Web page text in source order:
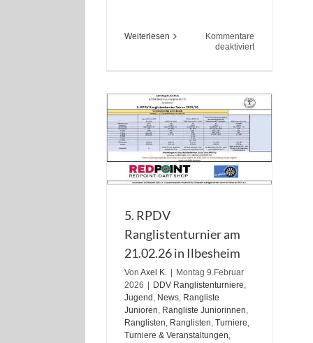
Weiterlesen
Kommentare
deaktiviertfür
25.-26.04.26
5. RPDV
Ranglistenturnier am
21.02.26 in Ilbesheim
Von Axel K.
Montag 9.Februar
2026
DDV Ranglistenturniere,
Jugend , News, Rangliste
Junioren, Rangliste Juniorinnen,
Ranglisten, Ranglisten, Turniere,
Turniere & Veranstaltungen,